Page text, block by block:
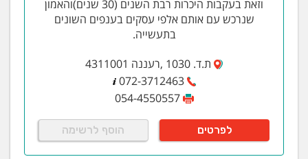
וזאת בעקבות היכרות רבת השנים (30 שנים)והאמון
שנרכש עם אותם אלפי עסקים בענפים השונים
בתעשייה.
ת.ד. 1030 ,רעננה 4311001
072-3712463
054-4550557
לפרטים הוסף לרשימה